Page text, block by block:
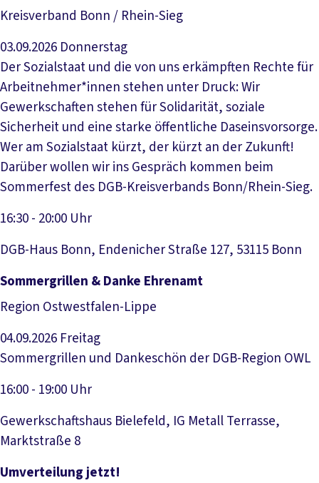
Kreisverband Bonn / Rhein-Sieg
03.09.2026 Donnerstag
Der Sozialstaat und die von uns erkämpften Rechte für
Arbeitnehmer*innen stehen unter Druck: Wir
Gewerkschaften stehen für Solidarität, soziale
Sicherheit und eine starke öffentliche Daseinsvorsorge.
Wer am Sozialstaat kürzt, der kürzt an der Zukunft!
Darüber wollen wir ins Gespräch kommen beim
Sommerfest des DGB-Kreisverbands Bonn/Rhein-Sieg.
16:30 - 20:00 Uhr
DGB-Haus Bonn, Endenicher Straße 127, 53115 Bonn
Veranstaltung anzeigen
Sommergrillen & Danke Ehrenamt
Region Ostwestfalen-Lippe
04.09.2026 Freitag
Sommergrillen und Dankeschön der DGB-Region OWL
16:00 - 19:00 Uhr
Gewerkschaftshaus Bielefeld, IG Metall Terrasse,
Marktstraße 8
Veranstaltung anzeigen
Umverteilung jetzt!